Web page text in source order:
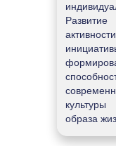
образа